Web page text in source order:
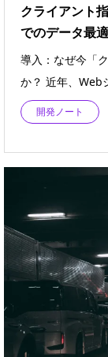
クライアント
でのデータ最
導入：なぜ今「
か？ 近年、Web
開発ノート